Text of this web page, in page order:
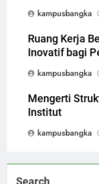
kampusbangka
Ruang Kerja
Inovatif bagi
kampusbangka
Mengerti
Institut
kampusbangka
Search